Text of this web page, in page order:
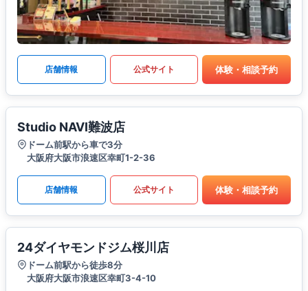
店舗情報 公式サイト 体験・相談予約
Studio NAVI難波店
ドーム前駅から車で3分
大阪府大阪市浪速区幸町1-2-36
店舗情報 公式サイト 体験・相談予約
24ダイヤモンドジム桜川店
ドーム前駅から徒歩8分
大阪府大阪市浪速区幸町3-4-10